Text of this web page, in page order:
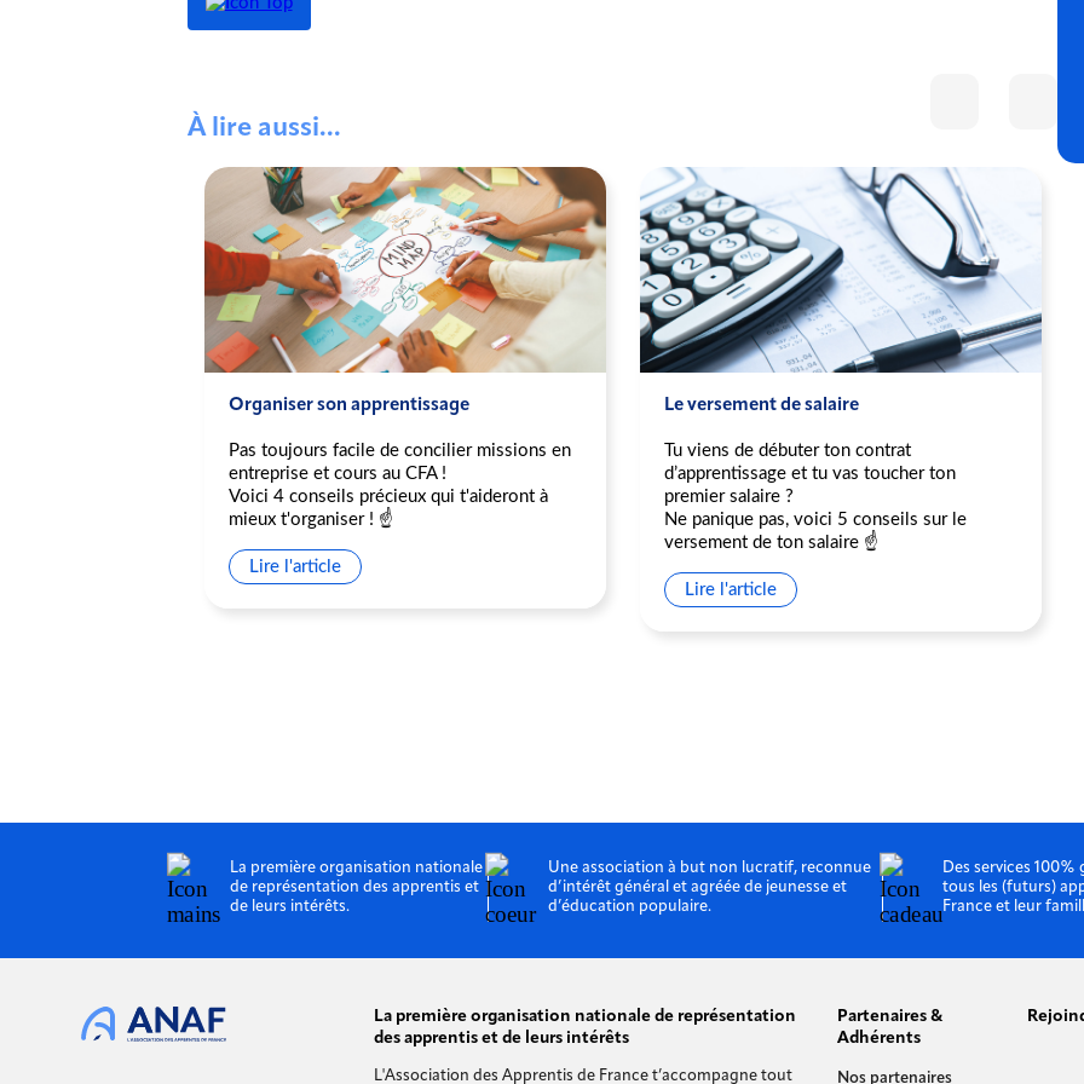
À lire aussi...
Organiser son apprentissage
Pas toujours facile de concilier missions en
entreprise et cours au CFA !
Voici 4 conseils précieux qui t'aideront à
mieux t'organiser ! ☝️
Lire l'article
Le versement de salaire
Tu viens de débuter ton contrat
d’apprentissage et tu vas toucher ton
premier salaire ?
Ne panique pas, voici 5 conseils sur le
versement de ton salaire ☝️
Lire l'article
La première organisation nationale
de représentation des apprentis et
de leurs intérêts.
Une association à but non lucratif, reconnue
d’intérêt général et agréée de jeunesse et
d’éducation populaire.
Des services
tous les (futurs)
France et leur
La première organisation nationale de représentation
des apprentis et de leurs intérêts
L'Association des Apprentis de France t’accompagne tout
Partenaires &
Adhérents
Nos partenaires